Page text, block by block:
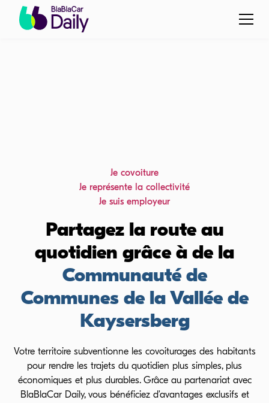
Je covoiture
Je représente la collectivité
Je suis employeur
Partagez la route au
quotidien grâce à de la
Communauté de
Communes de la Vallée de
Kaysersberg
Votre territoire subventionne les covoiturages des habitants
pour rendre les trajets du quotidien plus simples, plus
économiques et plus durables. Grâce au partenariat avec
BlaBlaCar Daily, vous bénéficiez d’avantages exclusifs et